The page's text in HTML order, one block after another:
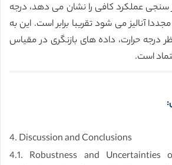
سنجی عملکرد کافی را نشان می دهد، درجه
آنالیز می شود تقریبا برابر است. این به
درجه حرارت، داده های بازنگری در مقیاس
است.
4. Discussion and Conclusions
4.1. Robustness and